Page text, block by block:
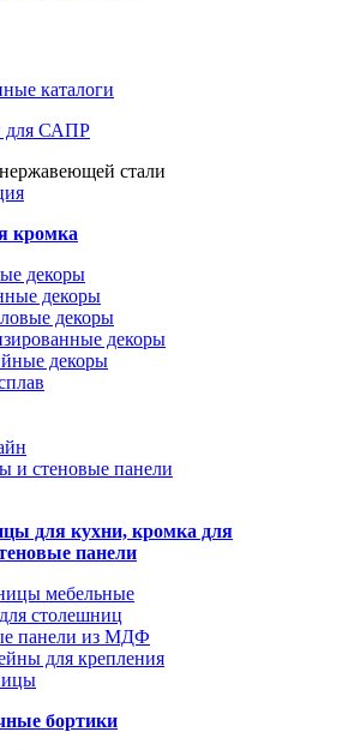
каталоги
для САПР
кромка
декоры
декоры
декоры
декоры
декоры
для кухни, кромка для
панели
мебельные
столешниц
панели из МДФ
для крепления
бортики